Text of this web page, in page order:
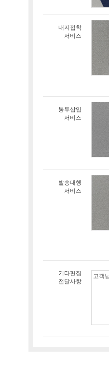
내지접착
서비스
봉투삽입
서비스
발송대행
서비스
기타편집
전달사항